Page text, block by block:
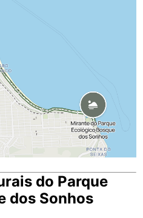
do Parque
dos Sonhos